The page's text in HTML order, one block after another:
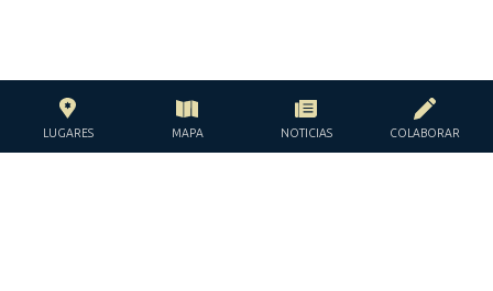
LUGARES MAPA NOTICIAS COLABORAR